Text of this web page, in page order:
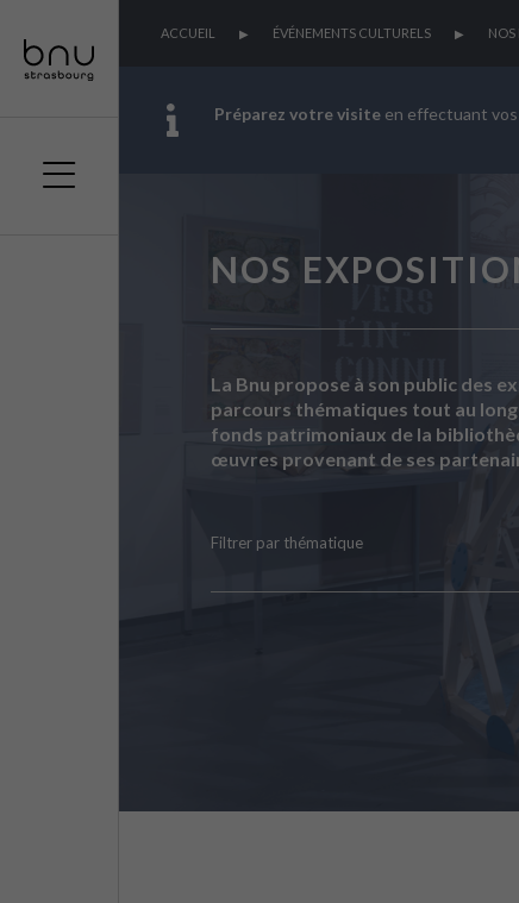
recherche
ACCUEIL ÉVÉNEMENTS CULTURELS NOS
Préparez votre visite en effectuant
NOS
La Bnu propose à son public des
parcours thématiques tout au
fonds patrimoniaux de la
œuvres provenant de ses
Filtrer par thématique